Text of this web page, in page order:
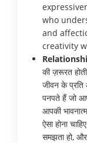
who
and
creativity
की ज़रूरत
जीवन के
पनपते हैं जो
आपकी
ऐसा होना
समझता हो,